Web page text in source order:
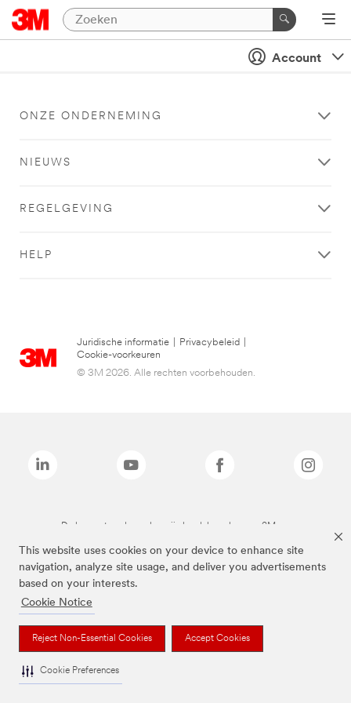
This website uses cookies on your device to enhance site
navigation, analyze site usage, and deliver you advertisements
based on your interests.
Cookie Notice
Reject Non-Essential Cookies Accept Cookies
Cookie Preferences
Account
ONZE ONDERNEMING
NIEUWS
REGELGEVING
HELP
Juridische informatie Privacybeleid
Cookie-voorkeuren
© 3M 2026. Alle rechten voorbehouden.
De bovenstaande merken zijn handelsmerken van 3M.we